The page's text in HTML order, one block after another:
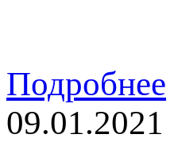
Подробнее
09.01.2021